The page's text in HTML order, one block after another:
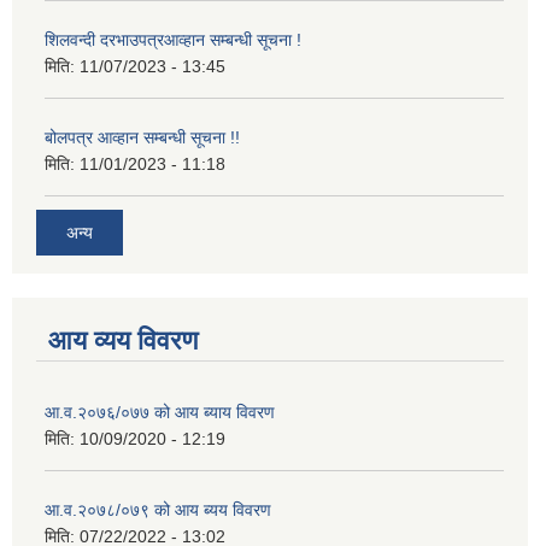
शिलवन्दी दरभाउपत्रआव्हान सम्बन्धी सूचना !
मिति: 11/07/2023 - 13:45
बोलपत्र आव्हान सम्बन्धी सूचना !!
मिति: 11/01/2023 - 11:18
अन्य
आय व्यय विवरण
आ.व.२०७६/०७७ को आय ब्याय विवरण
मिति: 10/09/2020 - 12:19
आ.व.२०७८/०७९ को आय ब्यय विवरण
मिति: 07/22/2022 - 13:02